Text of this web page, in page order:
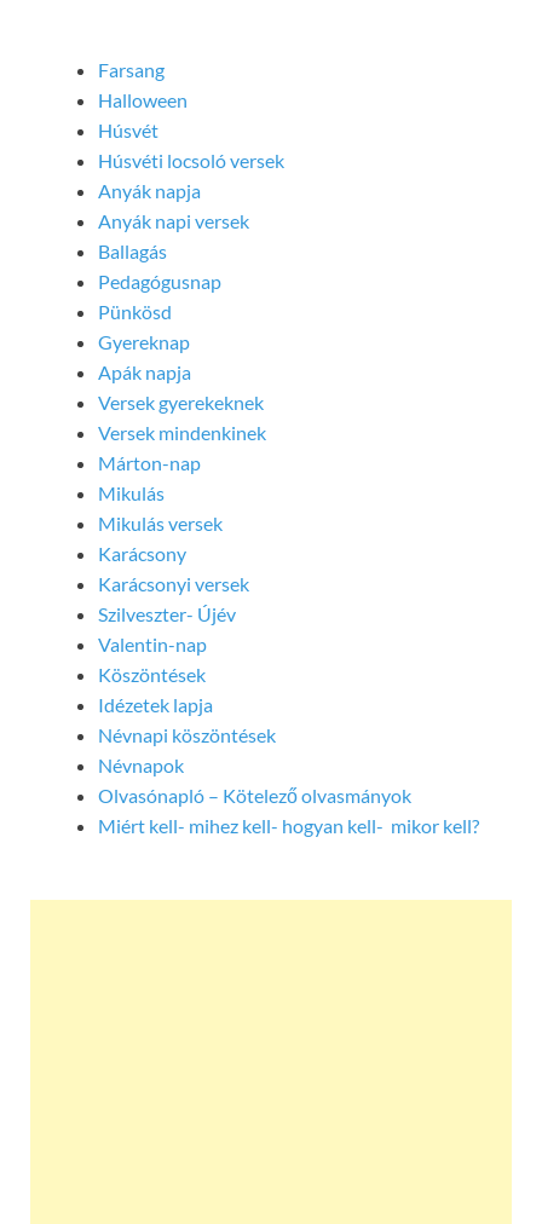
Farsang
Halloween
Húsvét
Húsvéti locsoló versek
Anyák napja
Anyák napi versek
Ballagás
Pedagógusnap
Pünkösd
Gyereknap
Apák napja
Versek gyerekeknek
Versek mindenkinek
Márton-nap
Mikulás
Mikulás versek
Karácsony
Karácsonyi versek
Szilveszter- Újév
Valentin-nap
Köszöntések
Idézetek lapja
Névnapi köszöntések
Névnapok
Olvasónapló – Kötelező olvasmányok
Miért kell- mihez kell- hogyan kell- mikor kell?